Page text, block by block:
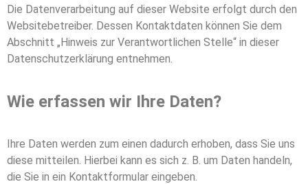
Die Datenverarbeitung auf dieser Website erfolgt durch den
Websitebetreiber. Dessen Kontaktdaten können Sie dem
Abschnitt „Hinweis zur Verantwortlichen Stelle“ in dieser
Datenschutzerklärung entnehmen.
Wie erfassen wir Ihre Daten?
Ihre Daten werden zum einen dadurch erhoben, dass Sie uns
diese mitteilen. Hierbei kann es sich z. B. um Daten handeln,
die Sie in ein Kontaktformular eingeben.